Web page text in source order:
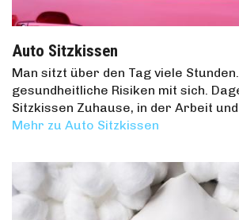
Auto Sitzkissen
Man sitzt über den Tag viele
gesundheitliche Risiken mit sich.
Sitzkissen Zuhause, in der Arbeit
Mehr zu Auto Sitzkissen